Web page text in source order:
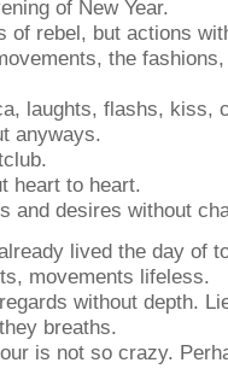
of New Year.
of rebel, but actions
the
laughts, flashs, kiss,
anyways.
heart to heart.
and desires without
lived the day of
movements lifeless.
without depth.
breaths.
is not so crazy.